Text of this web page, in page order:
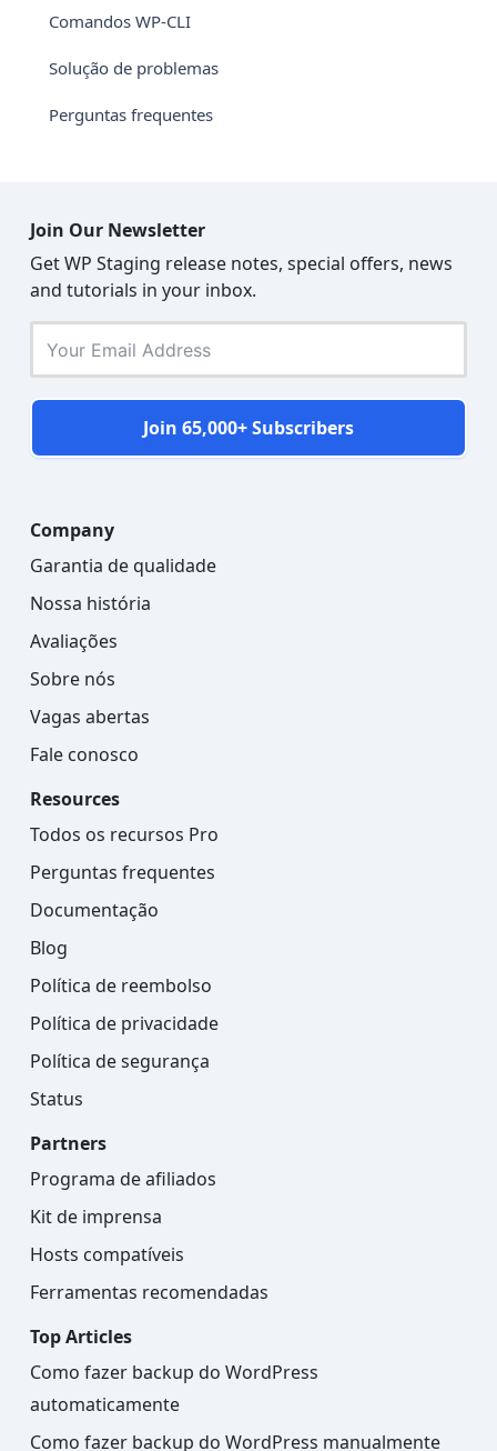
Comandos WP-CLI
Solução de problemas
Perguntas frequentes
Join Our Newsletter
Get WP Staging release notes, special offers, news
and tutorials in your inbox.
Join 65,000+ Subscribers
Company
Garantia de qualidade
Nossa história
Avaliações
Sobre nós
Vagas abertas
Fale conosco
Resources
Todos os recursos Pro
Perguntas frequentes
Documentação
Blog
Política de reembolso
Política de privacidade
Política de segurança
Status
Partners
Programa de afiliados
Kit de imprensa
Hosts compatíveis
Ferramentas recomendadas
Top Articles
Como fazer backup do WordPress
automaticamente
Como fazer backup do WordPress manualmente